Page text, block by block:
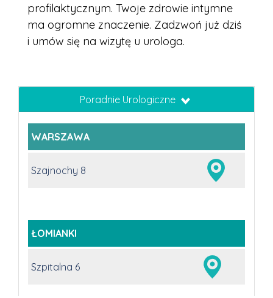
profilaktycznym. Twoje zdrowie intymne
ma ogromne znaczenie. Zadzwoń już dziś
i umów się na wizytę u urologa.
Poradnie Urologiczne
WARSZAWA
Szajnochy 8
ŁOMIANKI
Szpitalna 6